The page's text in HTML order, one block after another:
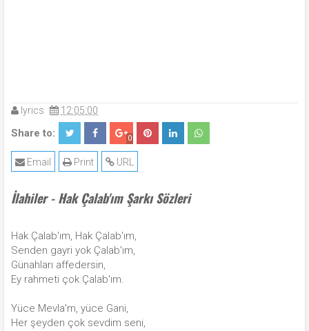
lyrics 12:05:00
Share to: 0
URL
Print
Email
İlahiler - Hak Çalab'ım Şarkı Sözleri
Hak Çalab'ım, Hak Çalab'ım,
Senden gayri yok Çalab'ım,
Günahları affedersin,
Ey rahmeti çok Çalab'ım.
Yüce Mevla'm, yüce Gani,
Her şeyden çok sevdim seni,